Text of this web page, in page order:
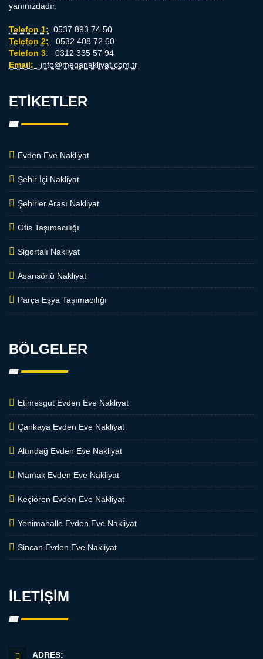
yanınızdadır.
Telefon 1: 0537 893 74 50
Telefon 2: 0532 408 72 60
Telefon 3: 0312 335 57 94
Email: info@meganakliyat.com.tr
ETIKETLER
Evden Eve Nakliyat
Şehir İçi Nakliyat
Şehirler Arası Nakliyat
Ofis Taşımacılığı
Sigortalı Nakliyat
Asansörlü Nakliyat
Parça Eşya Taşımacılığı
BÖLGELER
Etimesgut Evden Eve Nakliyat
Çankaya Evden Eve Nakliyat
Altındağ Evden Eve Nakliyat
Mamak Evden Eve Nakliyat
Keçiören Evden Eve Nakliyat
Yenimahalle Evden Eve Nakliyat
Sincan Evden Eve Nakliyat
İLETİŞİM
ADRES: